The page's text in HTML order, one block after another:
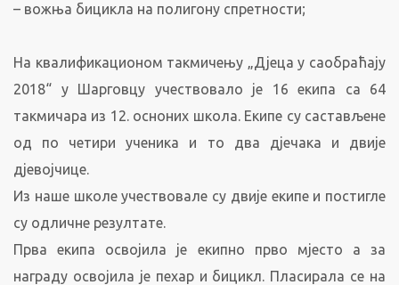
– вожња бицикла на полигону спретности;
На квалификационом такмичењу „Дјеца у саобраћају
2018“ у Шарговцу учествовало је 16 екипа са 64
такмичара из 12. осноних школа. Екипе су састављене
од по четири ученика и то два дјечака и двије
дјевојчице.
Из наше школе учествовале су двије екипе и постигле
су одличне резултате.
Прва екипа освојила је екипно прво мјесто а за
награду освојила је пехар и бицикл. Пласирала се на